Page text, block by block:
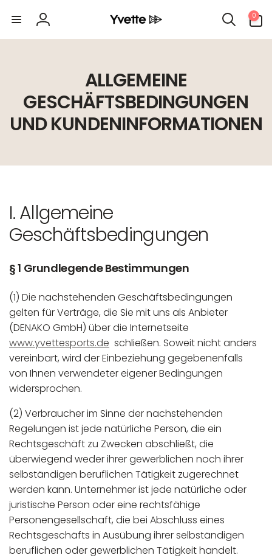
zum
Inhalt
Einloggen
0
Artikel
ALLGEMEINE
GESCHÄFTSBEDINGUNGEN
UND KUNDENINFORMATIONEN
I. Allgemeine
Geschäftsbedingungen
§ 1 Grundlegende Bestimmungen
(1) Die nachstehenden Geschäftsbedingungen
gelten für Verträge, die Sie mit uns als Anbieter
(DENAKO GmbH) über die Internetseite
www.yvettesports.de schließen. Soweit nicht anders
vereinbart, wird der Einbeziehung gegebenenfalls
von Ihnen verwendeter eigener Bedingungen
widersprochen.
(2) Verbraucher im Sinne der nachstehenden
Regelungen ist jede natürliche Person, die ein
Rechtsgeschäft zu Zwecken abschließt, die
überwiegend weder ihrer gewerblichen noch ihrer
selbständigen beruflichen Tätigkeit zugerechnet
werden kann. Unternehmer ist jede natürliche oder
juristische Person oder eine rechtsfähige
Personengesellschaft, die bei Abschluss eines
Rechtsgeschäfts in Ausübung ihrer selbständigen
beruflichen oder gewerblichen Tätigkeit handelt.